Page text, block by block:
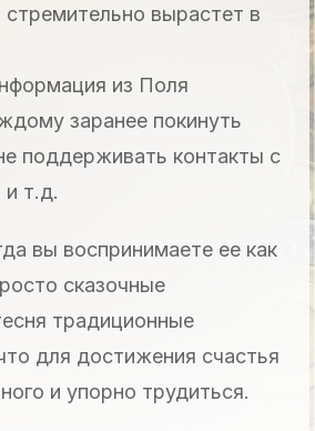
стремительно вырастет в
из Поля
заранее покинуть
поддерживать контакты с
т.д.
вы воспринимаете ее как
сказочные
традиционные
для достижения счастья
и упорно трудиться.